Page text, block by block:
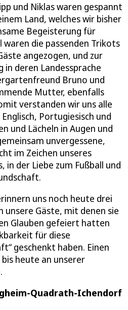
und Niklas waren gespannt
Land, welches wir bisher
Begeisterung für
waren die passenden Trikots
angezogen, und zur
in deren Landessprache
Bruno und
Mutter, ebenfalls
verstanden wir uns alle
Portugiesisch und
und Lächeln in Augen und
unvergessene,
im Zeichen unseres
in der Liebe zum Fußball und
uns noch heute drei
unsere Gäste, mit denen sie
Glauben gefeiert hatten
für diese
geschenkt haben. Einen
heute an unserer
Quadrath-Ichendorf